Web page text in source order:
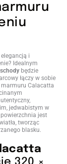
i
Idealnym
schody będzie
łączy w sobie
Calacatta
jedwabistym w
jest
tworząc
blasku.